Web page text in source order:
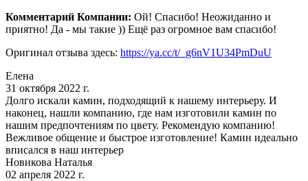
Комментарий Компании: Ой! Спасибо! Неожиданно и
приятно! Да - мы такие )) Ещё раз огромное вам спасибо!
Оригинал отзыва здесь: https://ya.cc/t/_g6nV1U34PmDuU
Елена
31 октября 2022 г.
Долго искали камин, подходящий к нашему интерьеру. И
наконец, нашли компанию, где нам изготовили камин по
нашим предпочтениям по цвету. Рекомендую компанию!
Вежливое общение и быстрое изготовление! Камин идеально
вписался в наш интерьер
Новикова Наталья
02 апреля 2022 г.